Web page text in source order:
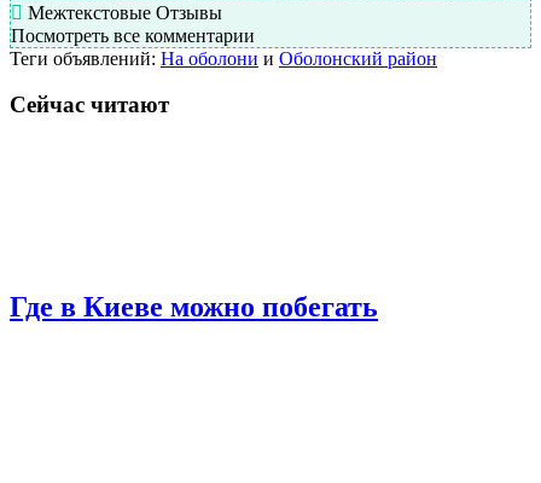
Межтекстовые Отзывы
Посмотреть все комментарии
Теги объявлений: На оболони и Оболонский район
Сейчас читают
Где в Киеве можно побегать